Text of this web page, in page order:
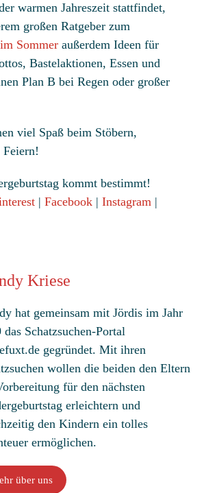
warmen Jahreszeit stattfindet,
großen Ratgeber zum
Sommer außerdem Ideen für
Bastelaktionen, Essen und
Plan B bei Regen oder großer
viel Spaß beim Stöbern,
kommt bestimmt!
| Facebook | Instagram |
Kriese
hat gemeinsam mit Jördis im Jahr
das Schatzsuchen-Portal
gegründet. Mit ihren
wollen die beiden den Eltern
für den nächsten
erleichtern und
den Kindern ein tolles
ermöglichen.
über uns